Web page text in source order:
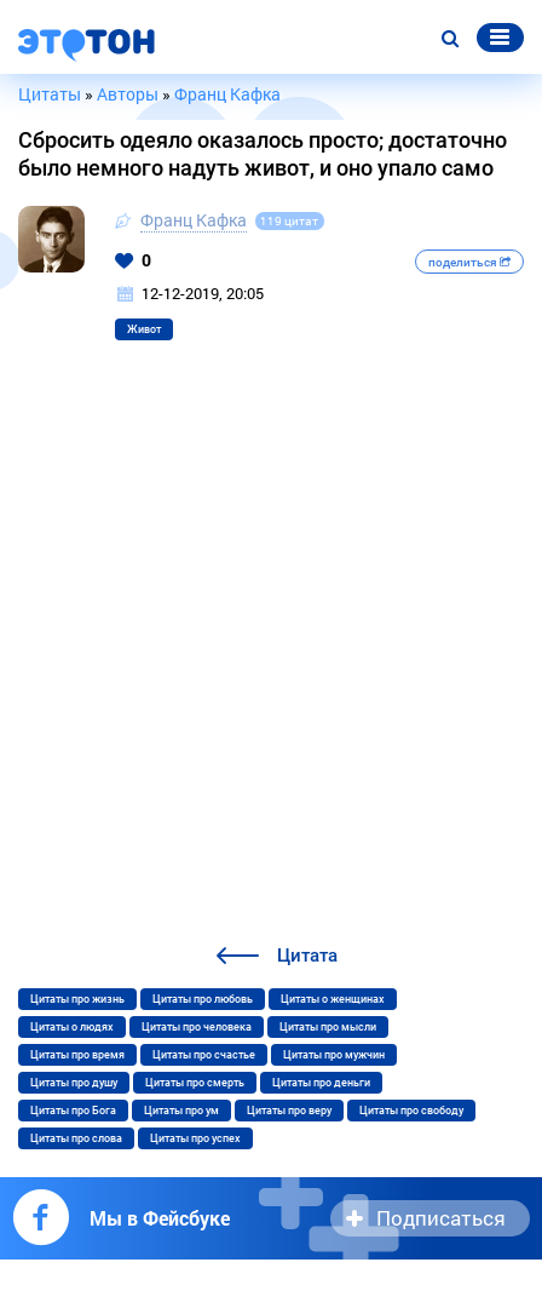
Цитаты » Авторы »Франц Кафка
Сбросить одеяло оказалось просто; достаточно
было немного надуть живот, и оно упало само
Франц Кафка 119 цитат
0 поделиться
12-12-2019, 20:05
Живот
Цитата
Цитаты про жизнь Цитаты про любовь Цитаты о женщинах
Цитаты о людях Цитаты про человека Цитаты про мысли
Цитаты про время Цитаты про счастье Цитаты про мужчин
Цитаты про душу Цитаты про смерть Цитаты про деньги
Цитаты про Бога Цитаты про ум Цитаты про веру Цитаты про свободу
Цитаты про слова Цитаты про успех
Мы в Фейсбуке Подписаться